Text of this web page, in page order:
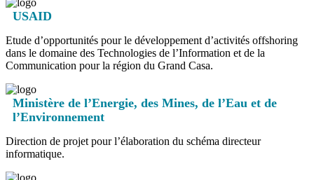
USAID
Etude d’opportunités pour le développement d’activités offshoring
dans le domaine des Technologies de l’Information et de la
Communication pour la région du Grand Casa.
Ministère de l’Energie, des Mines, de l’Eau et de
l’Environnement
Direction de projet pour l’élaboration du schéma directeur
informatique.